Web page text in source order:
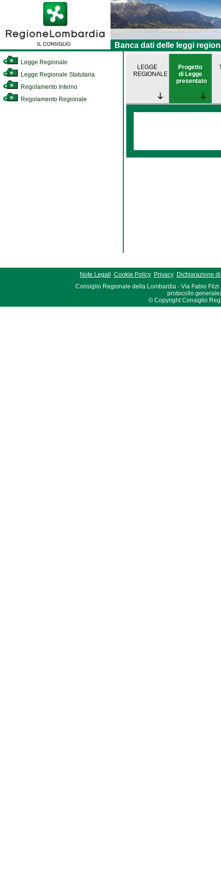
Banca dati delle leggi
Legge Regionale
Legge Regionale Statutaria
Regolamento Interno
Regolamento Regionale
LEGGE
REGIONALE
Progetto
di Legge
presentato
Note Legali Cookie Policy Privacy
Dichiarazione
Consiglio Regionale della Lombardia - Via Fabio Filzi
© Copyright Consiglio